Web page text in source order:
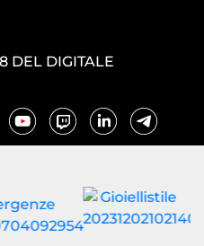
DEL DIGITALE